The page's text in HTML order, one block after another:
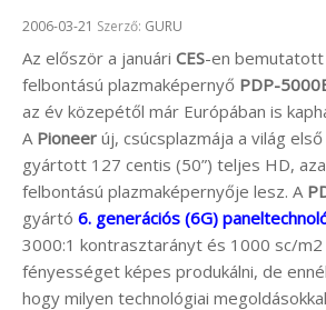
Beküldve:
2006-03-21 Szerző: GURU
Az először a januári CES-en
felbontású plazmaképernyő PDP-
az év közepétől már Európában is
A Pioneer új, csúcsplazmája a világ
gyártott 127 centis (50”) teljes HD,
felbontású plazmaképernyője lesz. A
gyártó 6. generációs (6G)
3000:1 kontrasztarányt és 1000 sc/m2
fényességet képes produkálni, de
hogy milyen technológiai